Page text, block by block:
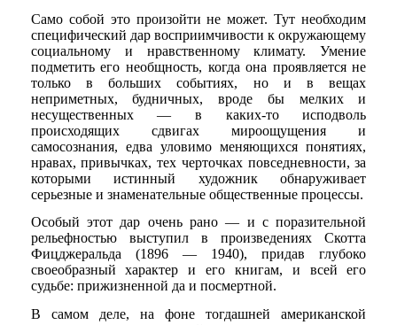
Само собой это произойти не может. Тут необходим
специфический дар восприимчивости к окружающему
социальному и нравственному климату. Умение
подметить его необщность, когда она проявляется не
только в больших событиях, но и в вещах
неприметных, будничных, вроде бы мелких и
несущественных — в каких-то исподволь
происходящих сдвигах мироощущения и
самосознания, едва уловимо меняющихся понятиях,
нравах, привычках, тех черточках повседневности, за
которыми истинный художник обнаруживает
серьезные и знаменательные общественные процессы.
Особый этот дар очень рано — и с поразительной
рельефностью выступил в произведениях Скотта
Фицджеральда (1896 — 1940), придав глубоко
своеобразный характер и его книгам, и всей его
судьбе: прижизненной да и посмертной.
В самом деле, на фоне тогдашней американской